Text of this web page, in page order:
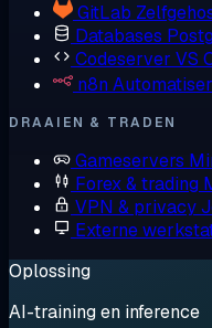
GitLab
Databases
Codeserver VS
n8n
DRAAIEN & TRADEN
Gameservers
Forex & trading
VPN & privacy
Externe
Oplossing
AI-training en inference